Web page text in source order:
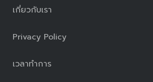
เกี่ยวกับเรา
Privacy Policy
เวลาทำการ